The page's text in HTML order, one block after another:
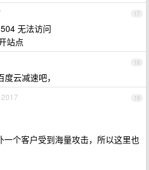
17
无法访问
站点
18
云减速吧，
19
一个客户受到海量攻击，所以这里也